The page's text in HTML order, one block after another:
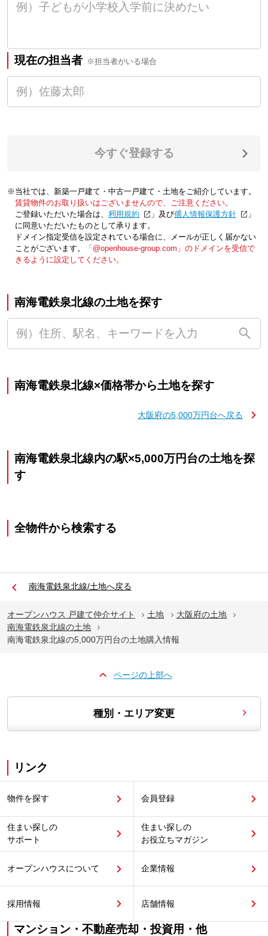
現在の担当者 ※担当者がいる場合
今すぐ登録する
※当社では、新築一戸建て・中古一戸建て・土地をご紹介しています。
賃貸物件のお取り扱いはございませんので、ご注意ください。
ご登録いただいた場合は、「利用規約 」及び「個人情報保護方針
」
に同意いただいたものとして承ります。
ドメイン指定受信を設定されている場合に、メールが正しく届かない
ことがございます。
「@openhouse-group.com」のドメインを受信で
きるように設定してください。
南海電鉄泉北線の土地を探す
南海電鉄泉北線×価格帯から土地を探す
大阪府の5,000万円台へ戻る
南海電鉄泉北線内の駅×5,000万円台の土地を探
す
全物件から検索する
南海電鉄泉北線/土地へ戻る
オープンハウス 戸建て仲介サイト 土地
大阪府の土地
南海電鉄泉北線の土地
南海電鉄泉北線の5,000万円台の土地購入情報
ページの上部へ
種別・エリア変更
リンク
物件を探す 会員登録
住まい探しの
サポート
住まい探しの
お役立ちマガジン
オープンハウスについて 企業情報
採用情報 店舗情報
マンション・不動産売却・投資用・他